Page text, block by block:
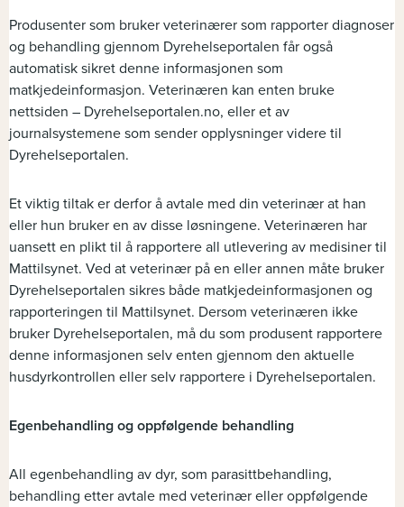
Produsenter som bruker veterinærer som rapporter diagnoser
og behandling gjennom Dyrehelseportalen får også
automatisk sikret denne informasjonen som
matkjedeinformasjon. Veterinæren kan enten bruke
nettsiden – Dyrehelseportalen.no, eller et av
journalsystemene som sender opplysninger videre til
Dyrehelseportalen.
Et viktig tiltak er derfor å avtale med din veterinær at han
eller hun bruker en av disse løsningene. Veterinæren har
uansett en plikt til å rapportere all utlevering av medisiner til
Mattilsynet. Ved at veterinær på en eller annen måte bruker
Dyrehelseportalen sikres både matkjedeinformasjonen og
rapporteringen til Mattilsynet. Dersom veterinæren ikke
bruker Dyrehelseportalen, må du som produsent rapportere
denne informasjonen selv enten gjennom den aktuelle
husdyrkontrollen eller selv rapportere i Dyrehelseportalen.
Egenbehandling og oppfølgende behandling
All egenbehandling av dyr, som parasittbehandling,
behandling etter avtale med veterinær eller oppfølgende